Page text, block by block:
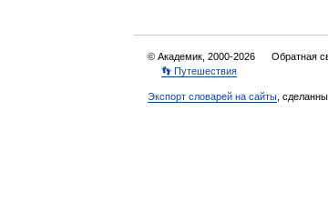
© Академик, 2000-2026 Обратная
👣 Путешествия
Экспорт словарей на сайты ,